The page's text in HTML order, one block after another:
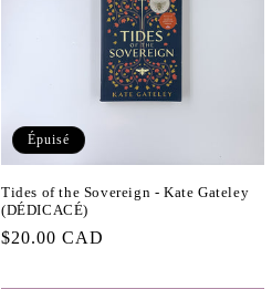
Épuisé
Tides of the Sovereign - Kate Gateley
(DÉDICACÉ)
Prix
$20.00 CAD